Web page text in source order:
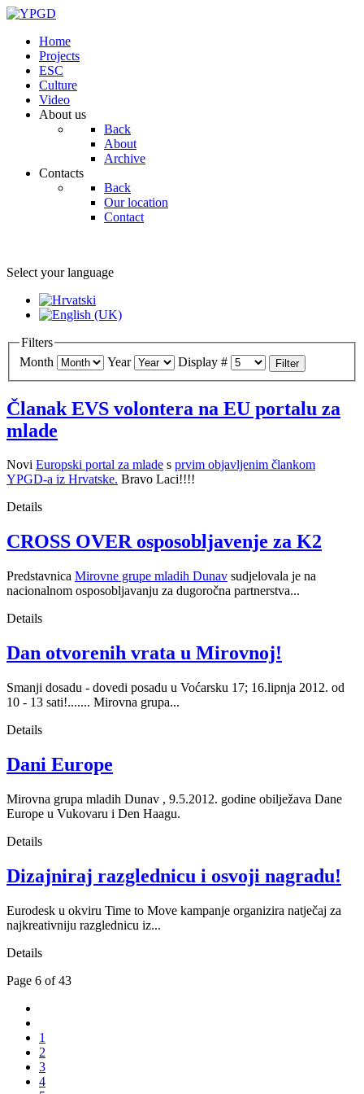
Home
Projects
ESC
Culture
Video
About us
Back
About
Archive
Contacts
Back
Our location
Contact
Select your language
Filters
Month
Year Display # Filter
Članak EVS volontera na EU portalu za
mlade
Novi Europski portal za mlade s prvim objavljenim člankom
YPGD-a iz Hrvatske. Bravo Laci!!!!
Details
CROSS OVER osposobljavenje za K2
Predstavnica Mirovne grupe mladih Dunav sudjelovala je na
nacionalnom osposobljavanju za dugoročna partnerstva...
Details
Dan otvorenih vrata u Mirovnoj!
Smanji dosadu - dovedi posadu u Voćarsku 17; 16.lipnja 2012. od
10 - 13 sati!....... Mirovna grupa...
Details
Dani Europe
Mirovna grupa mladih Dunav , 9.5.2012. godine obilježava Dane
Europe u Vukovaru i Den Haagu.
Details
Dizajniraj razglednicu i osvoji nagradu!
Eurodesk u okviru Time to Move kampanje organizira natječaj za
najkreativniju razglednicu iz...
Details
Page 6 of 43
1
2
3
4